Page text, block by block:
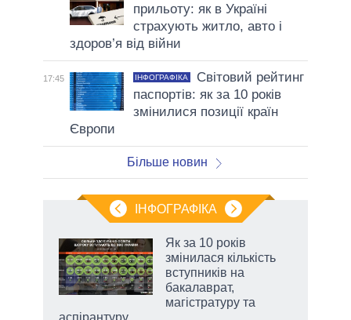
прильоту: як в Україні
страхують житло, авто і
здоров’я від війни
17:45 ІНФОГРАФІКА
Світовий рейтинг
паспортів: як за 10 років
змінилися позиції країн
Європи
Більше новин
ІНФОГРАФІКА
Як за 10 років
змінилася кількість
вступників на
бакалаврат,
магістратуру та
аспірантуру